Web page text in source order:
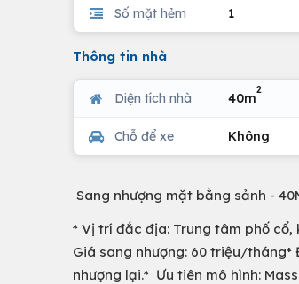
Số mặt hẻm 1
Thông tin nhà
Diện tích nhà 40m
2
Chỗ để xe Không
Sang nhượng mặt bằng sảnh -
* Vị trí đắc địa: Trung tâm phố cổ,
Giá sang nhượng: 60 triệu/
nhượng lại.* Ưu tiên mô hình: